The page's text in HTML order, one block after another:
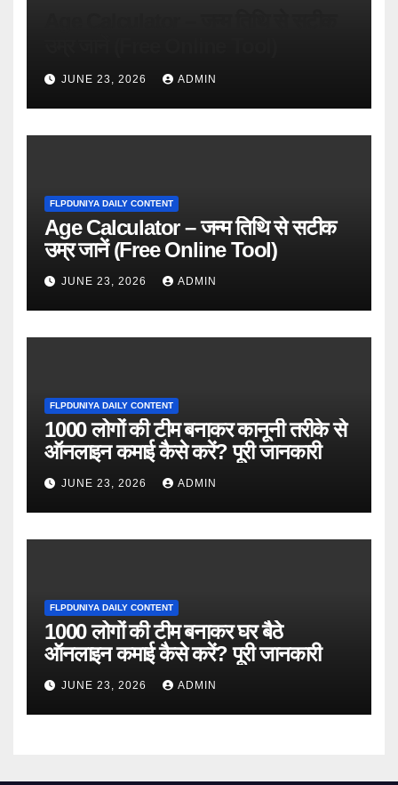
JUNE 23, 2026 ADMIN
FLPDUNIYA DAILY CONTENT
Age Calculator – जन्म तिथि से सटीक
उम्र जानें (Free Online Tool)
JUNE 23, 2026 ADMIN
FLPDUNIYA DAILY CONTENT
1000 लोगों की टीम बनाकर कानूनी तरीके से
ऑनलाइन कमाई कैसे करें? पूरी जानकारी
JUNE 23, 2026 ADMIN
FLPDUNIYA DAILY CONTENT
1000 लोगों की टीम बनाकर घर बैठे
ऑनलाइन कमाई कैसे करें? पूरी जानकारी
JUNE 23, 2026 ADMIN